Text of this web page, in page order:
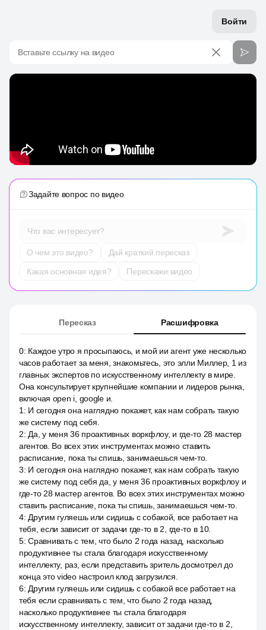
Войти
Вставьте ссылку на видео
Задайте вопрос по видео
Что вас интересует?
О чем это видео?
Дай краткий пересказ
Какая основная идея?
Перескажи видео
Пересказ Расшифровка
0: Каждое утро я просыпаюсь, и мой ии агент уже несколько
часов работает за меня, знакомьтесь, это элли Миллер, 1 из
главных экспертов по искусственному интеллекту в мире.
Она консультирует крупнейшие компании и лидеров рынка,
включая open i, google и.
1 : И сегодня она наглядно покажет, как нам собрать такую
же систему под себя.
2: Да, у меня 36 проактивных воркфлоу, и где-то 28 мастер
агентов. Во всех этих инструментах можно ставить
расписание, пока ты спишь, занимаешься чем-то.
3: И сегодня она наглядно покажет, как нам собрать такую
же систему под себя да, у меня 36 проактивных воркфлоу и
где-то 28 мастер агентов. Во всех этих инструментах можно
ставить расписание, пока ты спишь, занимаешься чем-то.
4: Другим гуляешь или сидишь с собакой, все работает на
тебя, если зависит от задачи где-то в 2, где-то в 10.
5:Сравнивать с тем, что было 2 года назад, насколько
продуктивнее ты стала благодаря искусственному
интеллекту, раз, если представить зритель досмотрел до
конца это video настроил клод загрузился.
6: Другим гуляешь или сидишь с собакой все работает на
тебя если сравнивать с тем, что было 2 года назад,
насколько продуктивнее ты стала благодаря
искусственному интеллекту, зависит от задачи где-то в 2,